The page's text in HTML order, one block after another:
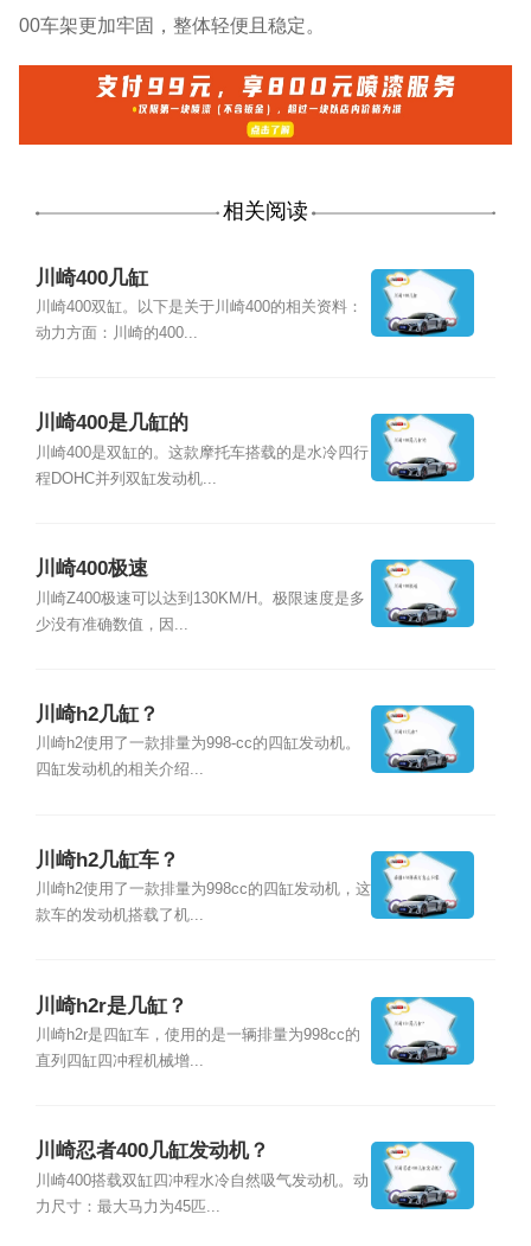
00车架更加牢固，整体轻便且稳定。
相关阅读
川崎400几缸
川崎400双缸。以下是关于川崎400的相关资料：
动力方面：川崎的400...
川崎400是几缸的
川崎400是双缸的。这款摩托车搭载的是水冷四行
程DOHC并列双缸发动机...
川崎400极速
川崎Z400极速可以达到130KM/H。极限速度是多
少没有准确数值，因...
川崎h2几缸？
川崎h2使用了一款排量为998-cc的四缸发动机。
四缸发动机的相关介绍...
川崎h2几缸车？
川崎h2使用了一款排量为998cc的四缸发动机，这
款车的发动机搭载了机...
川崎h2r是几缸？
川崎h2r是四缸车，使用的是一辆排量为998cc的
直列四缸四冲程机械增...
川崎忍者400几缸发动机？
川崎400搭载双缸四冲程水冷自然吸气发动机。动
力尺寸：最大马力为45匹...